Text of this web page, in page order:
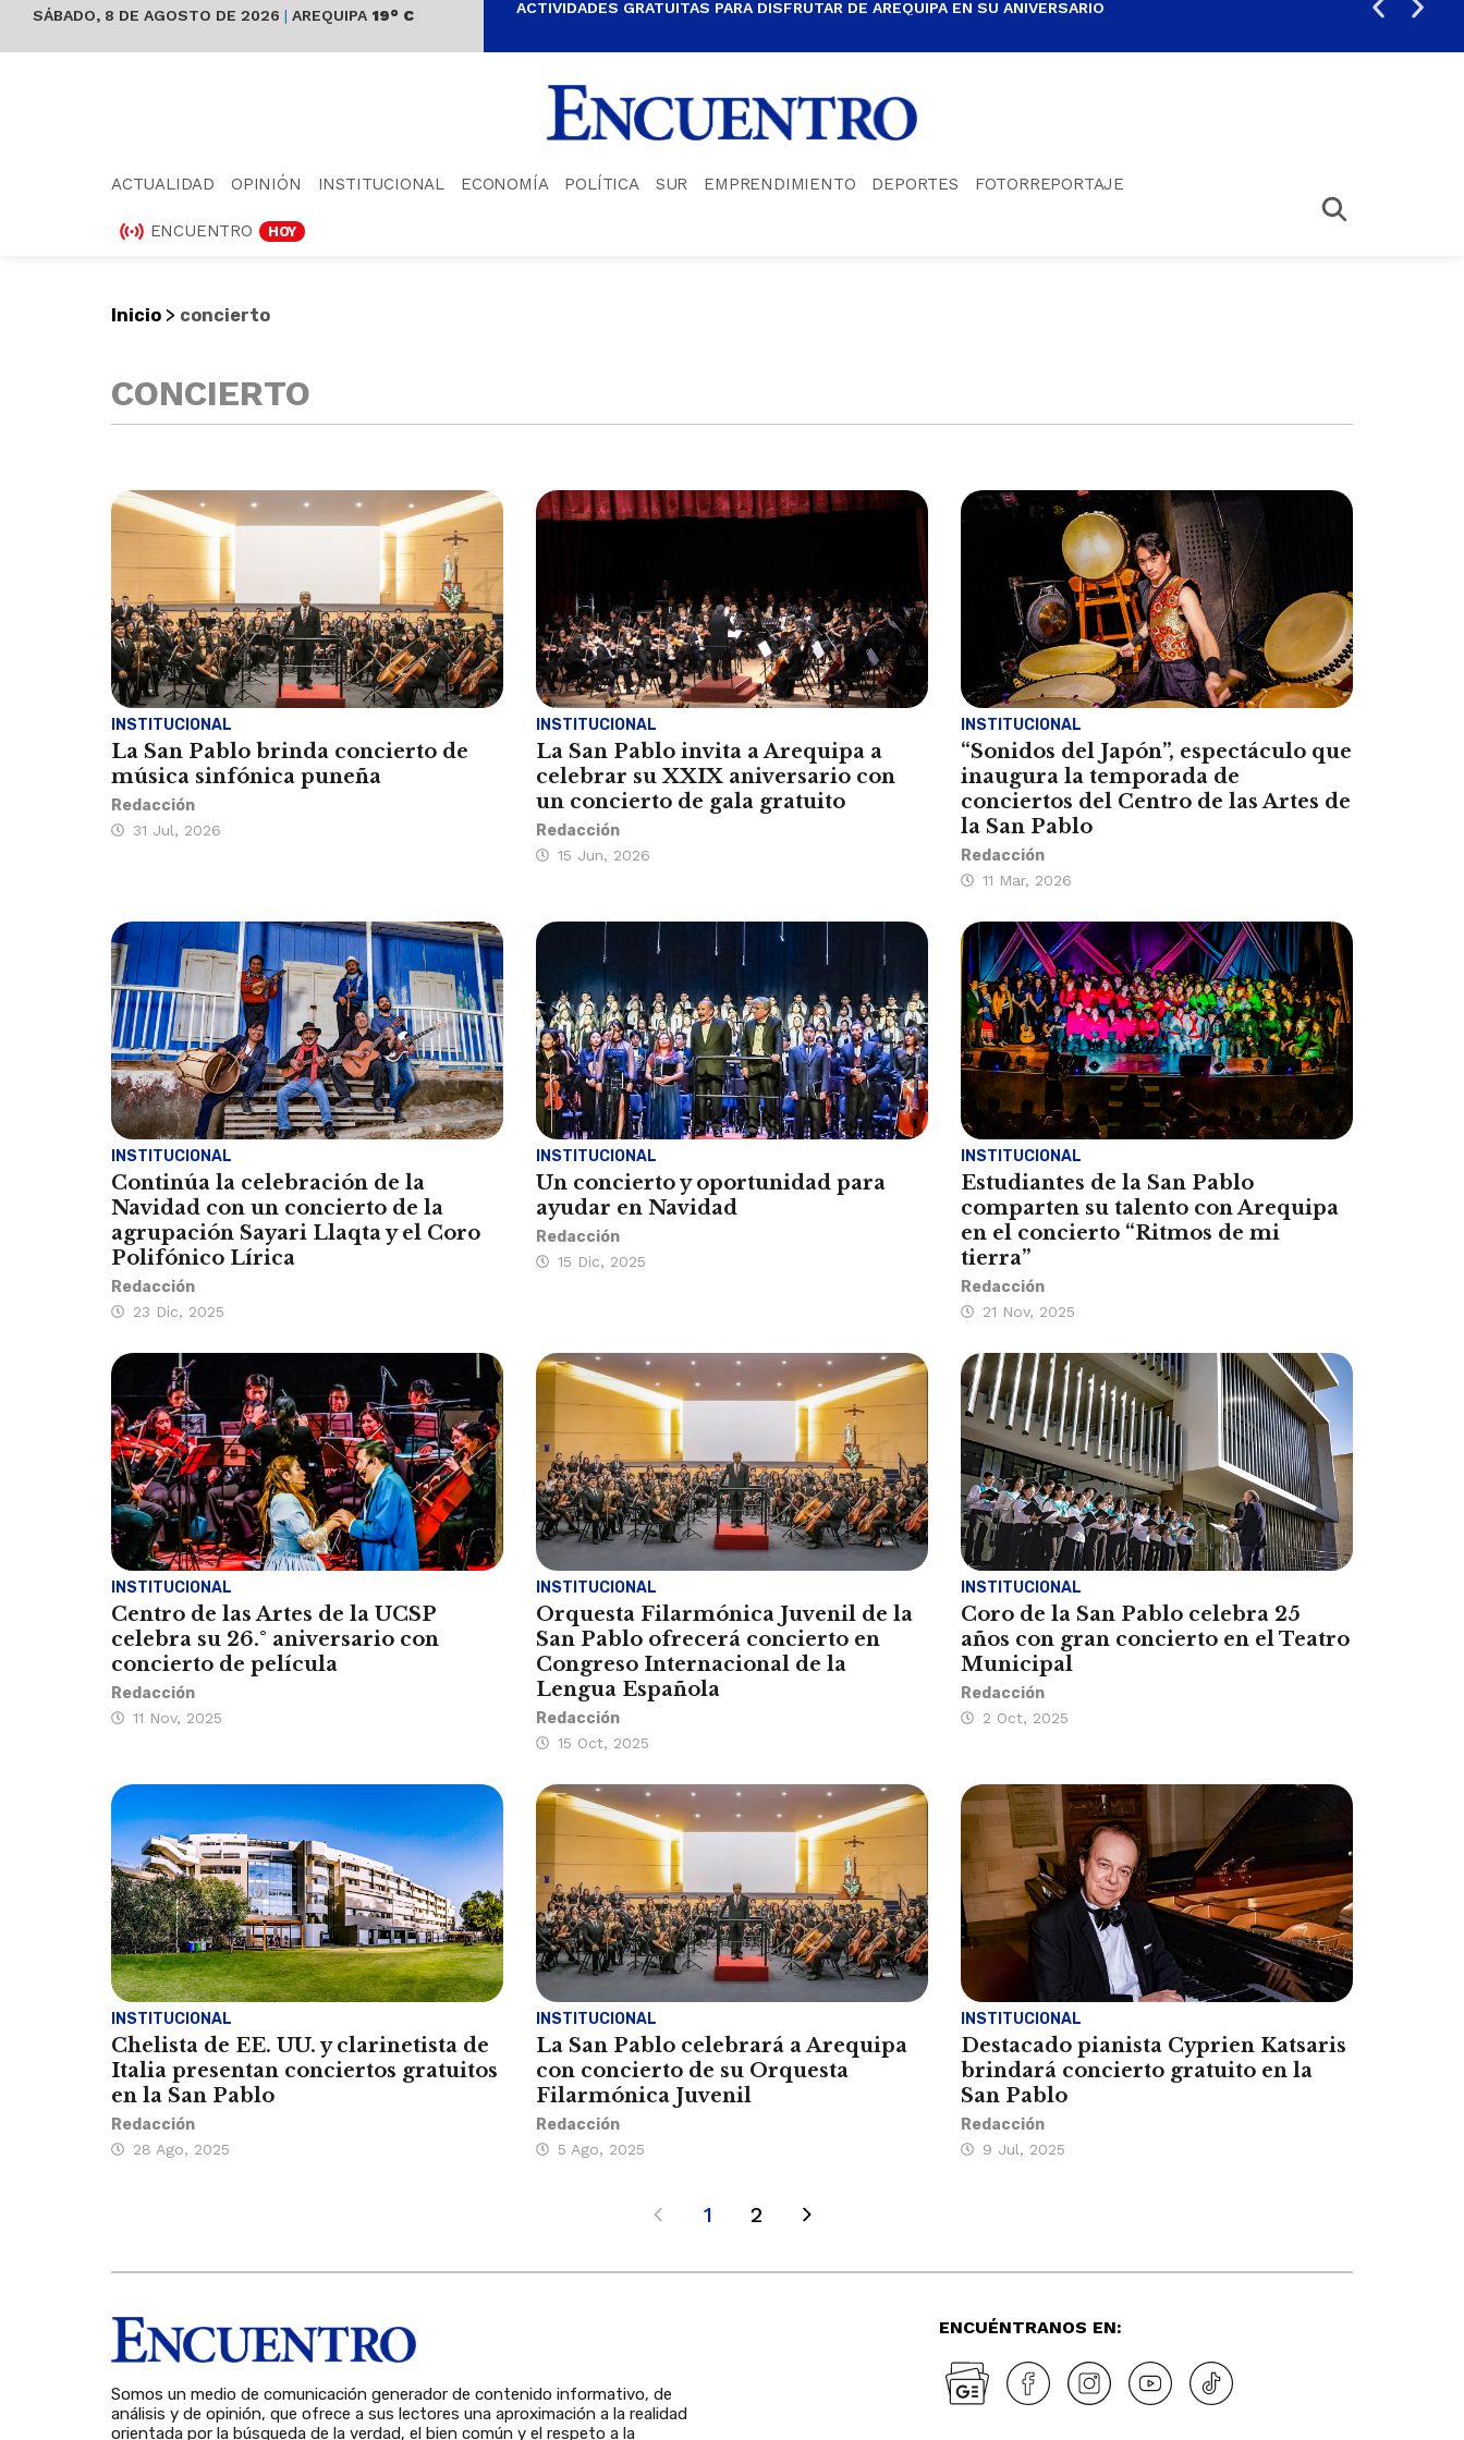
SÁBADO, 8 DE AGOSTO DE 2026 | AREQUIPA 19° C ACTIVIDADES GRATUITAS PARA DISFRUTAR DE AREQUIPA EN SU ANIVERSARIO
ACTUALIDAD OPINIÓN INSTITUCIONAL ECONOMÍA POLÍTICA SUR EMPRENDIMIENTO DEPORTES FOTORREPORTAJE
ENCUENTRO HOY
Inicio > concierto
CONCIERTO
INSTITUCIONAL
La San Pablo brinda concierto de
música sinfónica puneña
Redacción
31 Jul, 2026
INSTITUCIONAL
La San Pablo invita a Arequipa a
celebrar su XXIX aniversario con
un concierto de gala gratuito
Redacción
15 Jun, 2026
INSTITUCIONAL
“Sonidos del Japón”, espectáculo que
inaugura la temporada de
conciertos del Centro de las Artes de
la San Pablo
Redacción
11 Mar, 2026
INSTITUCIONAL
Continúa la celebración de la
Navidad con un concierto de la
agrupación Sayari Llaqta y el Coro
Polifónico Lírica
Redacción
23 Dic, 2025
INSTITUCIONAL
Un concierto y oportunidad para
ayudar en Navidad
Redacción
15 Dic, 2025
INSTITUCIONAL
Estudiantes de la San Pablo
comparten su talento con Arequipa
en el concierto “Ritmos de mi
tierra”
Redacción
21 Nov, 2025
INSTITUCIONAL
Centro de las Artes de la UCSP
celebra su 26.° aniversario con
concierto de película
Redacción
11 Nov, 2025
INSTITUCIONAL
Orquesta Filarmónica Juvenil de la
San Pablo ofrecerá concierto en
Congreso Internacional de la
Lengua Española
Redacción
15 Oct, 2025
INSTITUCIONAL
Coro de la San Pablo celebra 25
años con gran concierto en el Teatro
Municipal
Redacción
2 Oct, 2025
INSTITUCIONAL
Chelista de EE. UU. y clarinetista de
Italia presentan conciertos gratuitos
en la San Pablo
Redacción
28 Ago, 2025
INSTITUCIONAL
La San Pablo celebrará a Arequipa
con concierto de su Orquesta
Filarmónica Juvenil
Redacción
5 Ago, 2025
INSTITUCIONAL
Destacado pianista Cyprien Katsaris
brindará concierto gratuito en la
San Pablo
Redacción
9 Jul, 2025
1 2
Somos un medio de comunicación generador de contenido informativo, de
análisis y de opinión, que ofrece a sus lectores una aproximación a la realidad
orientada por la búsqueda de la verdad, el bien común y el respeto a la
ENCUÉNTRANOS EN: